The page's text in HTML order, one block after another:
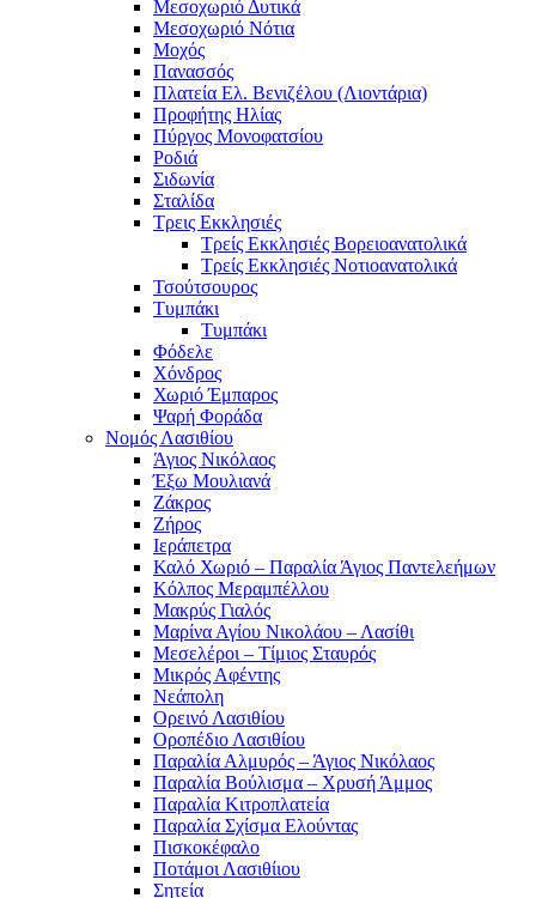
Μεσοχωριό Δυτικά
Μεσοχωριό Νότια
Μοχός
Πανασσός
Πλατεία Ελ. Βενιζέλου (Λιοντάρια)
Προφήτης Ηλίας
Πύργος Μονοφατσίου
Ροδιά
Σιδωνία
Σταλίδα
Τρεις Εκκλησιές
Τρείς Εκκλησιές Βορειοανατολικά
Τρείς Εκκλησιές Νοτιοανατολικά
Τσούτσουρος
Τυμπάκι
Τυμπάκι
Φόδελε
Χόνδρος
Χωριό Έμπαρος
Ψαρή Φοράδα
Νομός Λασιθίου
Άγιος Νικόλαος
Έξω Μουλιανά
Ζάκρος
Ζήρος
Ιεράπετρα
Καλό Χωριό – Παραλία Άγιος Παντελεήμων
Κόλπος Μεραμπέλλου
Μακρύς Γιαλός
Μαρίνα Αγίου Νικολάου – Λασίθι
Μεσελέροι – Τίμιος Σταυρός
Μικρός Αφέντης
Νεάπολη
Ορεινό Λασιθίου
Οροπέδιο Λασιθίου
Παραλία Αλμυρός – Άγιος Νικόλαος
Παραλία Βούλισμα – Χρυσή Άμμος
Παραλία Κιτροπλατεία
Παραλία Σχίσμα Ελούντας
Πισκοκέφαλο
Ποτάμοι Λασιθίιου
Σητεία